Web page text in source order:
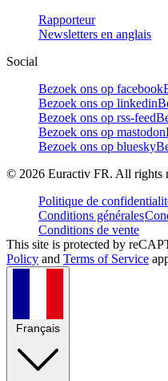
Rapporteur
Newsletters en anglais
Social
Bezoek ons op facebook
Bezoek ons op linkedin
Bezoek ons op rss-feed
Bezoek ons op mastodon
Bezoek ons op bluesky
© 2026 Euractiv FR. All rights
Politique de
Conditions générales
Conditions de vente
This site is protected by
Policy and Terms of Service
Français